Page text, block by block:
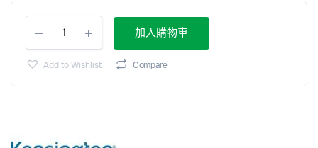
加入購物車
Add to Wishlist Compare